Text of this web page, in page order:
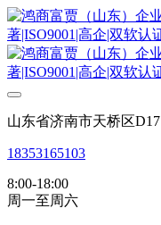
山东省济南市天桥区D17
18353165103
8:00-18:00
周一至周六